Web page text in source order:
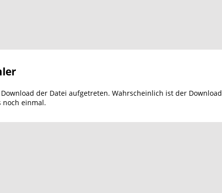
der Datei aufgetreten. Wahrscheinlich ist der
noch einmal.